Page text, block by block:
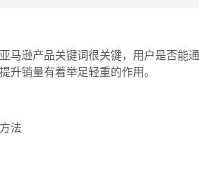
马逊产品关键词很关键，用户是否能
升销量有着举足轻重的作用。
法